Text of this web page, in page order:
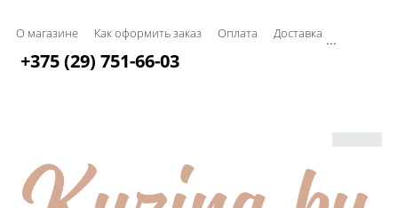
О магазине Как оформить заказ Оплата Доставка ...
+375 (29) 751-66-03